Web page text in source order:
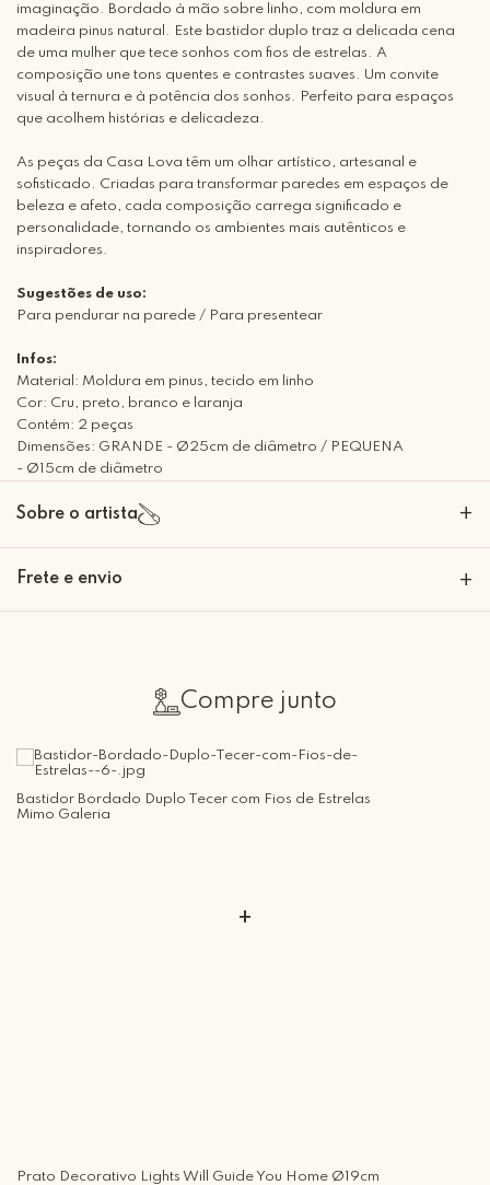
imaginação. Bordado à mão sobre linho, com moldura em
madeira pinus natural. Este bastidor duplo traz a delicada cena
de uma mulher que tece sonhos com fios de estrelas. A
composição une tons quentes e contrastes suaves. Um convite
visual à ternura e à potência dos sonhos. Perfeito para espaços
que acolhem histórias e delicadeza.
As peças da Casa Lova têm um olhar artístico, artesanal e
sofisticado. Criadas para transformar paredes em espaços de
beleza e afeto, cada composição carrega significado e
personalidade, tornando os ambientes mais autênticos e
inspiradores.
Sugestões de uso:
Para pendurar na parede / Para presentear
Infos:
Material: Moldura em pinus, tecido em linho
Cor: Cru, preto, branco e laranja
Contém: 2 peças
Dimensões: GRANDE - Ø25cm de diâmetro / PEQUENA
- Ø15cm de diâmetro
Sobre o artista +
A Mimo Galeria nasceu para transformar paredes em expressões de
Frete e envio +
Que tal agendar um horário?
Rua Regente Feijó, 1048 - Piracicaba Atendimento: Segunda a Sexta-
Compre junto
Bastidor Bordado Duplo Tecer com Fios de Estrelas
Mimo Galeria
+
Prato Decorativo Lights Will Guide You Home Ø19cm